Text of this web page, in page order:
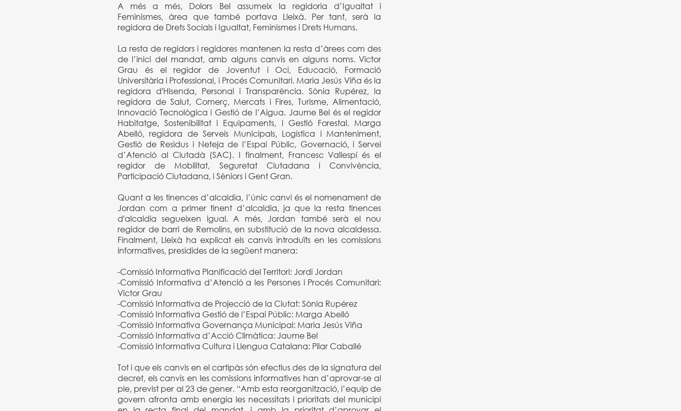
A més a més, Dolors Bel assumeix la regidoria d’Igualtat i
Feminismes, àrea que també portava Lleixà. Per tant, serà la
regidora de Drets Socials i Igualtat, Feminismes i Drets Humans.
La resta de regidors i regidores mantenen la resta d’àrees com des
de l’inici del mandat, amb alguns canvis en alguns noms. Victor
Grau és el regidor de Joventut i Oci, Educació, Formació
Universitària i Professional, i Procés Comunitari. Maria Jesús Viña és la
regidora d'Hisenda, Personal i Transparència. Sònia Rupérez, la
regidora de Salut, Comerç, Mercats i Fires, Turisme, Alimentació,
Innovació Tecnològica i Gestió de l’Aigua. Jaume Bel és el regidor
Habitatge, Sostenibilitat i Equipaments, i Gestió Forestal. Marga
Abelló, regidora de Serveis Municipals, Logística i Manteniment,
Gestió de Residus i Neteja de l’Espai Públic, Governació, i Servei
d’Atenció al Ciutadà (SAC). I finalment, Francesc Vallespí és el
regidor de Mobilitat, Seguretat Ciutadana i Convivència,
Participació Ciutadana, i Sèniors i Gent Gran.
Quant a les tinences d’alcaldia, l’únic canvi és el nomenament de
Jordan com a primer tinent d’alcaldia, ja que la resta tinences
d'alcaldia segueixen igual. A més, Jordan també serà el nou
regidor de barri de Remolins, en substitució de la nova alcaldessa.
Finalment, Lleixà ha explicat els canvis introduïts en les comissions
informatives, presidides de la següent manera:
-Comissió Informativa Planificació del Territori: Jordi Jordan
-Comissió Informativa d’Atenció a les Persones i Procés Comunitari:
Víctor Grau
-Comissió Informativa de Projecció de la Ciutat: Sònia Rupérez
-Comissió Informativa Gestió de l’Espai Públic: Marga Abelló
-Comissió Informativa Governança Municipal: Maria Jesús Viña
-Comissió Informativa d’Acció Climàtica: Jaume Bel
-Comissió Informativa Cultura i Llengua Catalana: Pilar Caballé
Tot i que els canvis en el cartipàs són efectius des de la signatura del
decret, els canvis en les comissions informatives han d’aprovar-se al
ple, previst per al 23 de gener. “Amb esta reorganització, l’equip de
govern afronta amb energia les necessitats i prioritats del municipi